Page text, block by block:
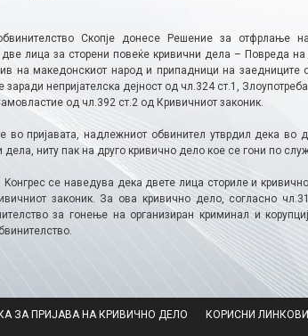
Скопје донесе Решение за отфрлање
лица за сторени повеќе кривични дела – Повреда
на македонскиот народ и припадници на заедниците
непријателска дејност од чл.324 ст.1,
од чл.392 ст.2 од Кривичниот законик.
пријавата, надлежниот обвинител утврдил дека во
ниту пак на друго кривично дело кое се гони по
се наведува дека двете лица сториле и
законик. За ова кривично дело, согласно
за гонење на организиран криминал и
ЗА ПРИЈАВА НА КРИВИЧНО ДЕЛО
КОРИСНИ ЛИНКОВИ